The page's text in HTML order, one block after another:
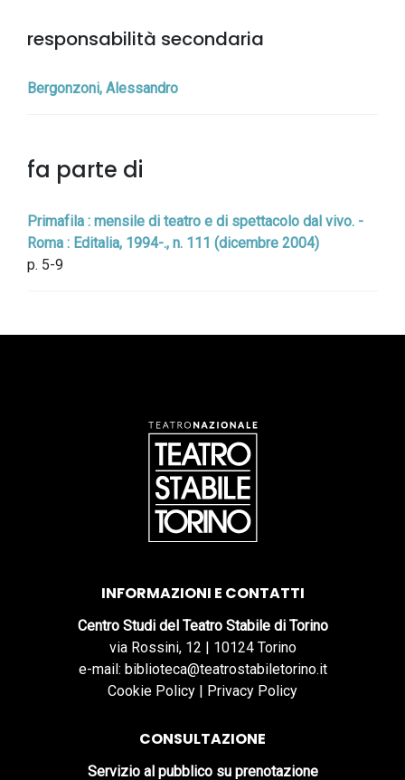
responsabilità secondaria
Bergonzoni, Alessandro
fa parte di
Primafila : mensile di teatro e di spettacolo dal vivo. -
Roma : Editalia, 1994-., n. 111 (dicembre 2004)
p. 5-9
INFORMAZIONI E CONTATTI
Centro Studi del Teatro Stabile di Torino
via Rossini, 12 | 10124 Torino
e-mail: biblioteca@teatrostabiletorino.it
Cookie Policy | Privacy Policy
CONSULTAZIONE
Servizio al pubblico su prenotazione